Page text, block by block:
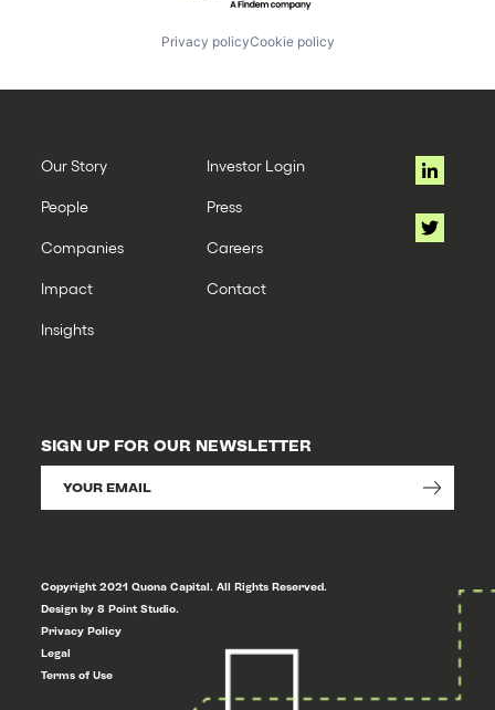
Privacy policyCookie policy
Our Story
People
Companies
Impact
Insights
Investor Login
Press
Careers
Contact
SIGN UP FOR OUR NEWSLETTER
Copyright 2021 Quona Capital. All Rights Reserved.
Design by 8 Point Studio.
Privacy Policy
Legal
Terms of Use